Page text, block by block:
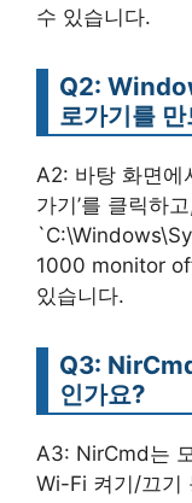
수 있습니다.
Q2:
로가기를
A2: 바탕 화면에
가기’를 클릭하
1000 monitor
있습니다.
Q3:
인가요?
A3: NirCmd는
Wi-Fi 켜기/끄기